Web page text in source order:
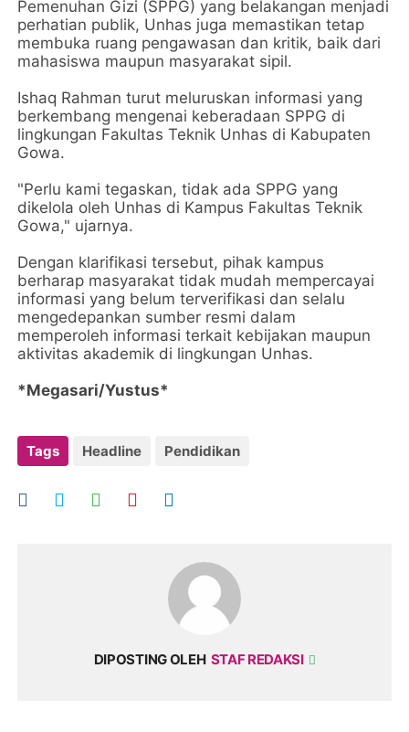
Pemenuhan Gizi (SPPG) yang belakangan menjadi
perhatian publik, Unhas juga memastikan tetap
membuka ruang pengawasan dan kritik, baik dari
mahasiswa maupun masyarakat sipil.
Ishaq Rahman turut meluruskan informasi yang
berkembang mengenai keberadaan SPPG di
lingkungan Fakultas Teknik Unhas di Kabupaten
Gowa.
"Perlu kami tegaskan, tidak ada SPPG yang
dikelola oleh Unhas di Kampus Fakultas Teknik
Gowa," ujarnya.
Dengan klarifikasi tersebut, pihak kampus
berharap masyarakat tidak mudah mempercayai
informasi yang belum terverifikasi dan selalu
mengedepankan sumber resmi dalam
memperoleh informasi terkait kebijakan maupun
aktivitas akademik di lingkungan Unhas.
*Megasari/Yustus*
Tags Headline Pendidikan
DIPOSTING OLEH STAF REDAKSI